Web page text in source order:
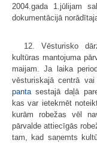
2004.gada 1.jūlijam
dokumentācijā
12. Vēsturisko
kultūras mantojuma
maijam. Ja laika
vēsturiskajā centrā
panta sestajā daļā
kas var ietekmēt
kurām robežas vēl
pārvalde attiecīgās
tam, kad saņemts